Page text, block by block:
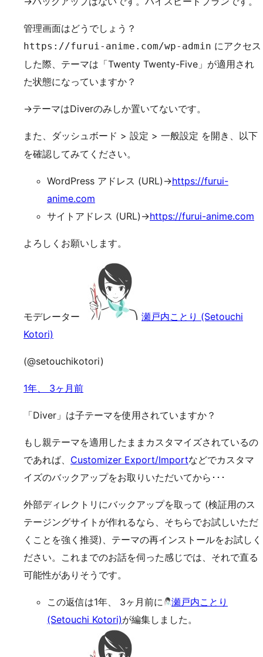
管理画面はどうでしょう？
https://furui-anime.com/wp-admin にアクセス
した際、テーマは「Twenty Twenty-Five」が適用され
た状態になっていますか？
→テーマはDiverのみしか置いてないです。
また、 ダッシュボード > 設定 > 一般設定 を開き、以下
を確認してみてください。
WordPress アドレス (URL)→https://furui-
anime.com
サイトアドレス (URL)→https://furui-anime.com
よろしくお願いします。
モデレーター
瀬戸内ことり (Setouchi
Kotori)
(@setouchikotori)
1年、 3ヶ月前
「Diver」は子テーマを使用されていますか？
もし親テーマを適用したままカスタマイズされているの
であれば、 Customizer Export/Importなどでカスタマ
イズのバックアップをお取りいただいてから･･･
外部ディレクトリにバックアップを取って (検証用のス
テージングサイトが作れるなら、そちらでお試しいただ
くことを強く推奨)、テーマの再インストールをお試しく
ださい。これまでのお話を伺った感じでは、それで直る
可能性がありそうです。
この返信は1年、 3ヶ月前に
瀬戸内ことり
(Setouchi Kotori)が編集しました。